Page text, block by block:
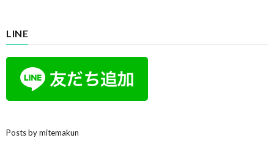
LINE
Posts by mitemakun